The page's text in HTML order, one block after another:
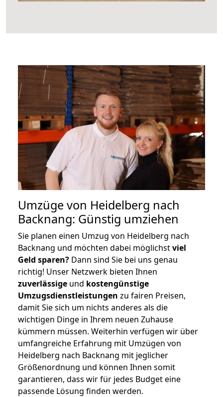
Umzüge von Heidelberg nach
Backnang: Günstig umziehen
Sie planen einen Umzug von Heidelberg nach
Backnang und möchten dabei möglichstviel
Geld sparen? Dann sind Sie bei uns genau
richtig! Unser Netzwerk bieten Ihnen
zuverlässige und kostengünstige
Umzugsdienstleistungen zu fairen Preisen,
damit Sie sich um nichts anderes als die
wichtigen Dinge in Ihrem neuen Zuhause
kümmern müssen. Weiterhin verfügen wir über
umfangreiche Erfahrung mit Umzügen von
Heidelberg nach Backnang mit jeglicher
Größenordnung und können Ihnen somit
garantieren, dass wir für jedes Budget eine
passende Lösung finden werden.